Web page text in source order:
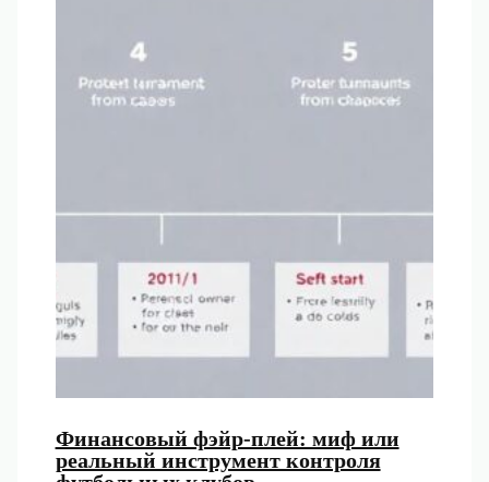
Финансовый фэйр-плей: миф или
реальный инструмент контроля